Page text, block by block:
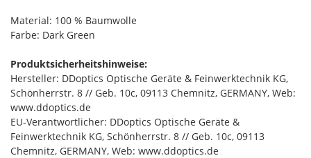
Material: 100 % Baumwolle
Farbe: Dark Green
Produktsicherheitshinweise:
Hersteller: DDoptics Optische Geräte & Feinwerktechnik KG,
Schönherrstr. 8 // Geb. 10c, 09113 Chemnitz, GERMANY, Web:
www.ddoptics.de
EU-Verantwortlicher: DDoptics Optische Geräte &
Feinwerktechnik KG, Schönherrstr. 8 // Geb. 10c, 09113
Chemnitz, GERMANY, Web: www.ddoptics.de